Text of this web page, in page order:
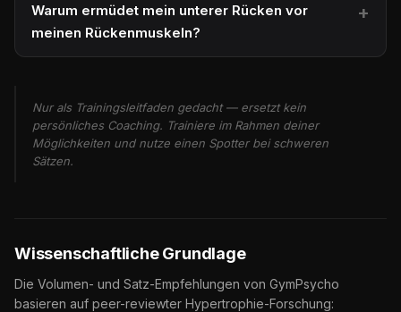
Warum ermüdet mein unterer Rücken vor
meinen Rückenmuskeln?
Nur als Trainingsleitfaden gedacht — ersetzt kein
persönliches Coaching. Trainiere im Rahmen deiner
Möglichkeiten und nutze einen Spotter bei schweren
Sätzen.
Wissenschaftliche Grundlage
Die Volumen- und Satz-Empfehlungen von GymPsycho
basieren auf peer-reviewter Hypertrophie-Forschung: